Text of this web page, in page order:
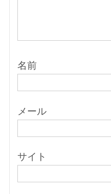
名前
メール
サイト